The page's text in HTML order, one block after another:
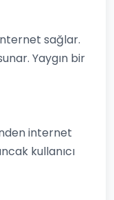
sağlar.
Yaygın bir
internet
kullanıcı